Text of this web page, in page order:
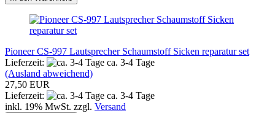
Pioneer CS-997 Lautsprecher Schaumstoff Sicken reparatur set
Lieferzeit:
ca. 3-4 Tage
(Ausland abweichend)
27,50 EUR
Lieferzeit:
ca. 3-4 Tage
inkl. 19% MwSt. zzgl. Versand